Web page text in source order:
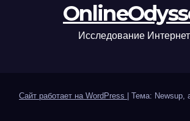
Исследование
Сайт работает на WordPress Тема: Newsup,